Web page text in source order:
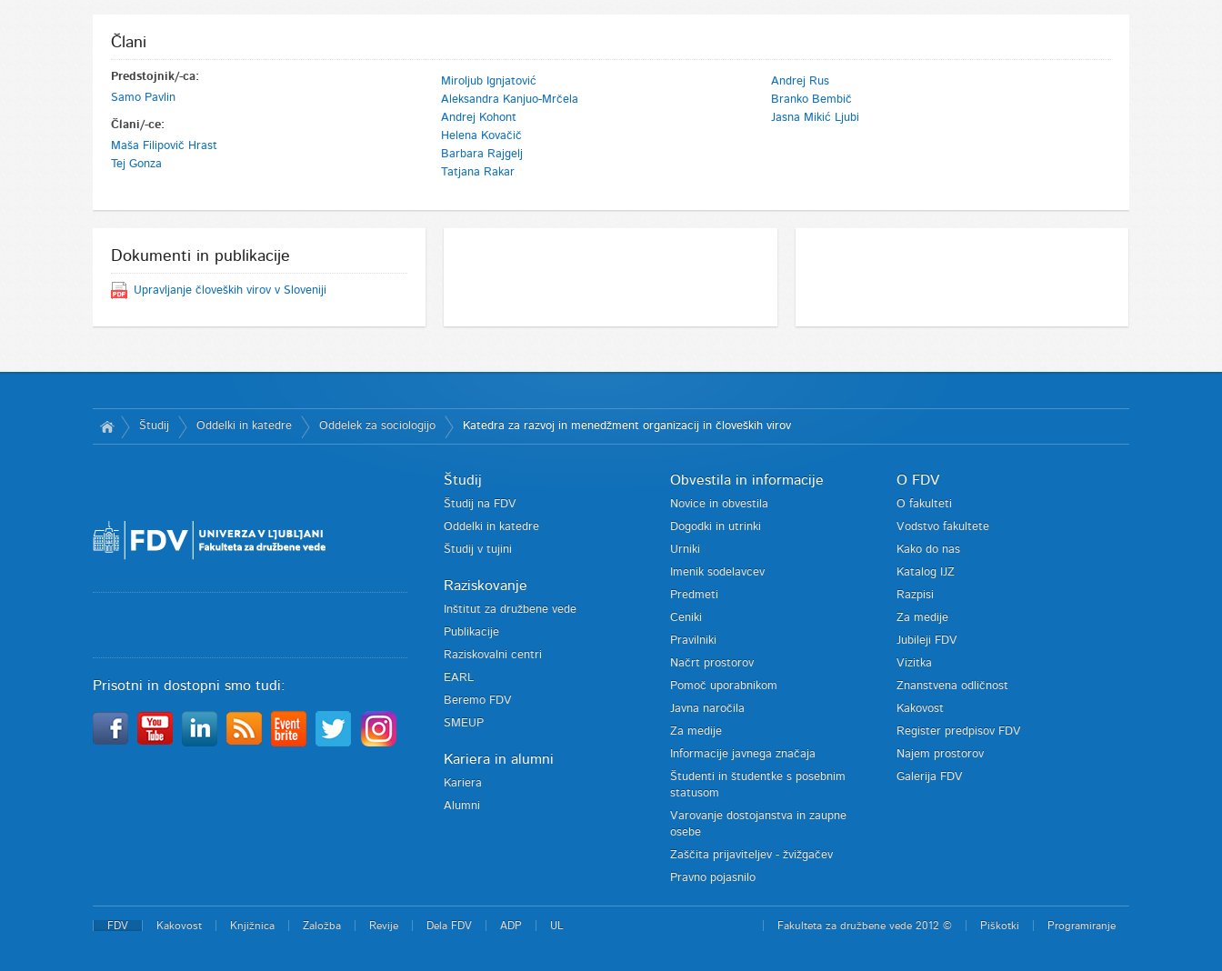
Člani
Predstojnik/-ca:
Samo Pavlin
Člani/-ce:
Maša Filipovič Hrast
Tej Gonza
Miroljub Ignjatović
Aleksandra Kanjuo-Mrčela
Andrej Kohont
Helena Kovačič
Barbara Rajgelj
Tatjana Rakar
Andrej Rus
Branko Bembič
Jasna Mikić Ljubi
Dokumenti in publikacije
Upravljanje človeških virov v Sloveniji
Študij Oddelki in katedre Oddelek za sociologijo Katedra za razvoj in menedžment organizacij in človeških virov
Prisotni in dostopni smo tudi:
Študij
Študij na FDV
Oddelki in katedre
Študij v tujini
Raziskovanje
Inštitut za družbene vede
Publikacije
Raziskovalni centri
EARL
Beremo FDV
SMEUP
Kariera in alumni
Kariera
Alumni
Obvestila in informacije
Novice in obvestila
Dogodki in utrinki
Urniki
Imenik sodelavcev
Predmeti
Ceniki
Pravilniki
Načrt prostorov
Pomoč uporabnikom
Javna naročila
Za medije
Informacije javnega značaja
Študenti in študentke s posebnim
statusom
Varovanje dostojanstva in zaupne
osebe
Zaščita prijaviteljev - žvižgačev
Pravno pojasnilo
O FDV
O fakulteti
Vodstvo fakultete
Kako do nas
Katalog IJZ
Razpisi
Za medije
Jubileji FDV
Vizitka
Znanstvena odličnost
Kakovost
Register predpisov FDV
Najem prostorov
Galerija FDV
FDV Kakovost Knjižnica Založba Revije Dela FDV ADP UL Fakulteta za družbene vede 2012 © Piškotki Programiranje